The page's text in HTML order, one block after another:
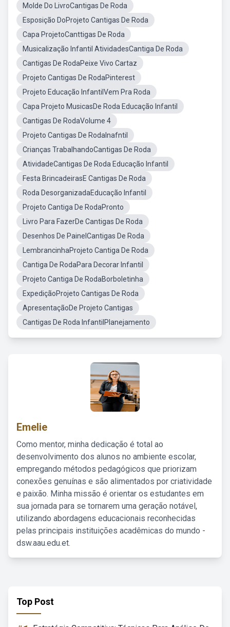
Molde Do LivroCantigas De Roda
Esposição DoProjeto Cantigas De Roda
Capa ProjetoCanttigas De Roda
Musicalização Infantil AtividadesCantiga De Roda
Cantigas De RodaPeixe Vivo Cartaz
Projeto Cantigas De RodaPinterest
Projeto Educação InfantilVem Pra Roda
Capa Projeto MusicasDe Roda Educação Infantil
Cantigas De RodaVolume 4
Projeto Cantigas De RodaInafntil
Crianças TrabalhandoCantigas De Roda
AtividadeCantigas De Roda Educação Infantil
Festa BrincadeirasE Cantigas De Roda
Roda DesorganizadaEducação Infantil
Projeto Cantiga De RodaPronto
Livro Para FazerDe Cantigas De Roda
Desenhos De PainelCantigas De Roda
LembrancinhaProjeto Cantiga De Roda
Cantiga De RodaPara Decorar Infantil
Projeto Cantiga De RodaBorboletinha
ExpediçãoProjeto Cantigas De Roda
ApresentaçãoDe Projeto Cantigas
Cantigas De Roda InfantilPlanejamento
Emelie
Como mentor, minha dedicação é total ao
desenvolvimento dos alunos no ambiente escolar,
empregando métodos pedagógicos que priorizam
conexões genuínas e são alimentados por criatividade
e paixão. Minha missão é orientar os estudantes em
sua jornada para se tornarem uma geração notável,
utilizando abordagens educacionais reconhecidas
pelas principais instituições acadêmicas do mundo -
dsw.aau.edu.et.
Top Post